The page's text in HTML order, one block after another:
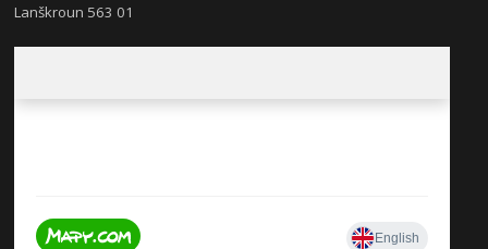
Lanškroun 563 01